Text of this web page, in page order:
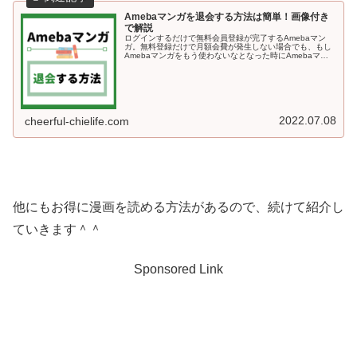
Amebaマンガを退会する方法は簡単！画像付き
で解説
ログインするだけで無料会員登録が完了するAmebaマン
ガ。無料登録だけで月額会費が発生しない場合でも、もし
Amebaマンガをもう使わないなとなった時にAmebaマン
cheerful-chielife.com 2022.07.08
他にもお得に漫画を読める方法があるので、続けて紹介し
ていきます＾＾
Sponsored Link